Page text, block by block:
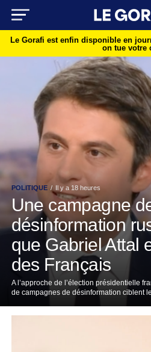
Le Gorafi est enfin disponible en
on tue votre
POLITIQUE Il y a 18 heures
Une campagne
désinformation
que Gabriel Attal
des Français
A l’approche de l’élection présidentielle
de campagnes de désinformation ciblent